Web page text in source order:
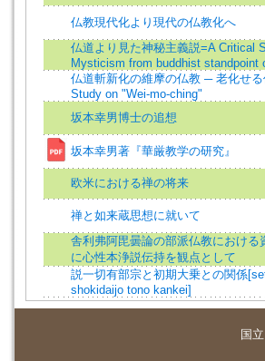
仏教現代化より現代の仏教化へ
仏道より見た神秘主義説=A Critical
Mysticism from buddhist standpoint
仏道斬新化の維摩の仏教 ─ 老化せ
Study on "Wei-mo-ching"
坂本幸男博士の追想
坂本幸男著『華厳教学の研究』
欧米における禅の将来
禅と如来蔵思想に就いて
舎利弗阿毘曇論の部派仏教における
に心性本浄説伝持を観点として
説一切有部宗と初期大乗との関係
shokidaijo tono kankei]
国